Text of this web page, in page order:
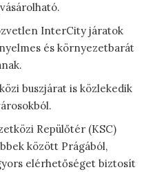
InterCity járatok
és környezetbarát
buszjárat is közlekedik
Repülőtér (KSC)
között Prágából,
elérhetőséget biztosít